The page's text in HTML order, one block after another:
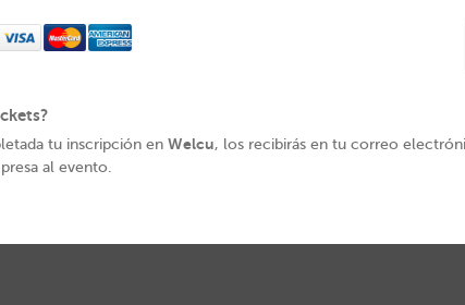
tu inscripción en Welcu, los recibirás en tu correo
al evento.